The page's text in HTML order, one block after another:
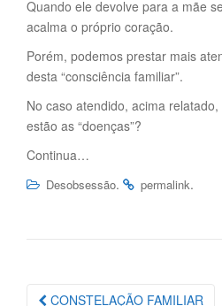
Quando ele devolve para a mãe
acalma o próprio coração.
Porém, podemos prestar mais
desta “consciência familiar”.
No caso atendido, acima
estão as “doenças”?
Continua…
Desobsessão. permalink.
Navegação
CONSTELAÇÃO FAMILIAR